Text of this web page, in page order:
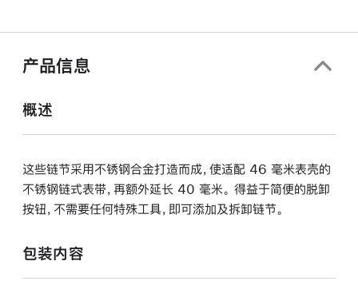
中
产品信息
概述
这些链节采用不锈钢合金打造而成，使适配 46 毫米表壳的
不锈钢链式表带，再额外延长 40 毫米。 得益于简便的脱卸
按钮，不需要任何特殊工具，即可添加及拆卸链节。
包装内容